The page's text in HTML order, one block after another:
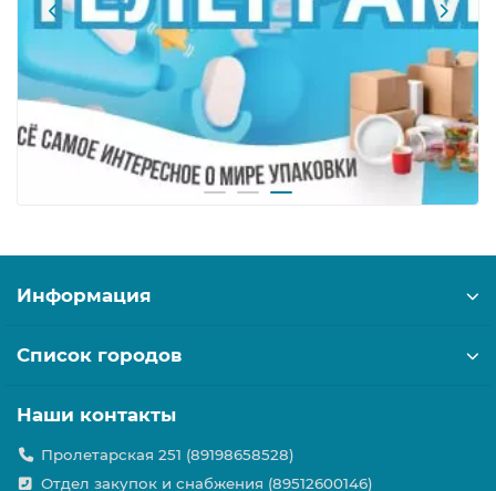
Информация
Список городов
Наши контакты
Пролетарская 251 (89198658528)
Отдел закупок и снабжения (89512600146)